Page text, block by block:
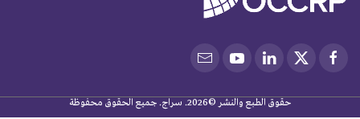
حقوق الطبع والنشر ©2026. سراج. جميع الحقوق محفوظة